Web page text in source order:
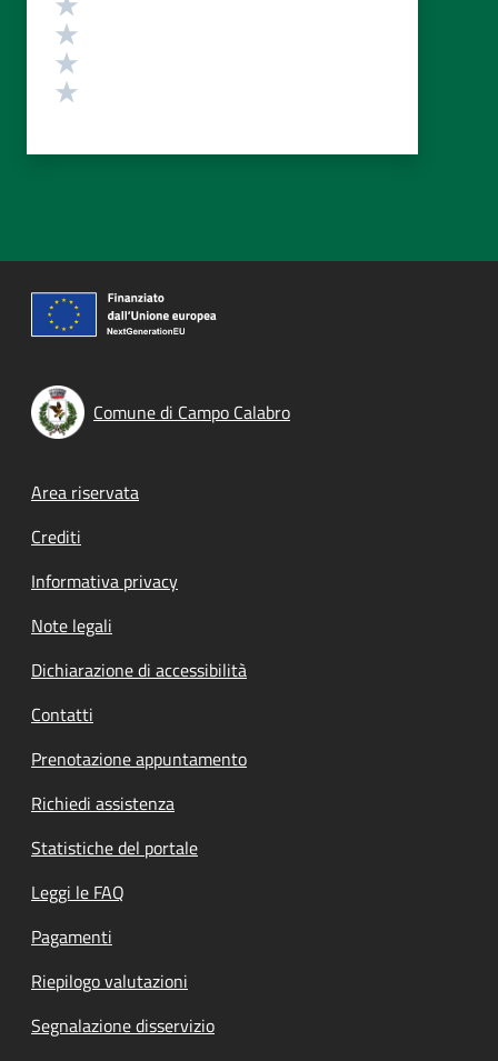
Comune di Campo Calabro
Footer menu
Area riservata
Crediti
Informativa privacy
Note legali
Dichiarazione di accessibilità
Contatti
Prenotazione appuntamento
Richiedi assistenza
Statistiche del portale
Leggi le FAQ
Pagamenti
Riepilogo valutazioni
Segnalazione disservizio